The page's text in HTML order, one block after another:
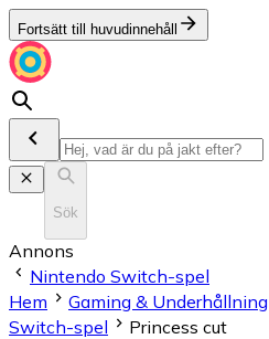
Fortsätt till huvudinnehåll
Sök
Annons
Nintendo Switch-spel
Hem
Gaming & Underhållning
Switch-spel
Princess cut